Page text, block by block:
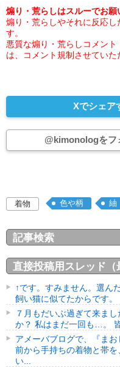
煽り・荒らしはスルーでお願
煽り・荒らしやそれに反応
す。
悪質な煽り・荒らしコメン
は、コメント規制させていた
Xでシェア
@kimonologをフ
着物 色や柄 紬
記事検索
直接投稿用スレッド（
↑です。すみません。選ん
飼い猫に似てたからです。
７月もだいぶ過ぎて来ま
か？ 私はまだ一回も…。
アメーバブログで、『ま
前から手持ちの着物と帯
い...